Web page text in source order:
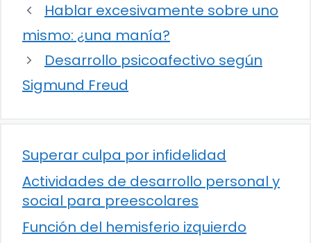
Hablar excesivamente sobre uno
mismo: ¿una manía?
Desarrollo psicoafectivo según
Sigmund Freud
Superar culpa por infidelidad
Actividades de desarrollo personal y
social para preescolares
Función del hemisferio izquierdo